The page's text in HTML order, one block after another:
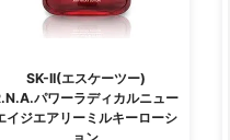
SK-II(エスケーツー)
パワーラディカルニュー
イジエアリーミルキーローシ